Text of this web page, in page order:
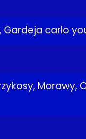
Gardeja carlo
Morawy,